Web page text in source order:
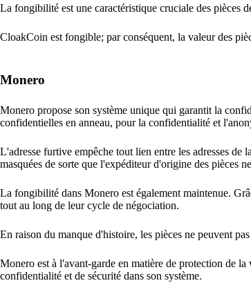
La fongibilité est une caractéristique cruciale des pièces
CloakCoin est fongible; par conséquent, la valeur des
Monero
Monero propose son système unique qui garantit la
confidentielles en anneau, pour la confidentialité et
L'adresse furtive empêche tout lien entre les adresses de
masquées de sorte que l'expéditeur d'origine des pièces
La fongibilité dans Monero est également maintenue.
tout au long de leur cycle de négociation.
En raison du manque d'histoire, les pièces ne peuvent
Monero est à l'avant-garde en matière de protection de
confidentialité et de sécurité dans son système.